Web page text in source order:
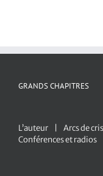
GRANDS CHAPITRES
L’auteur Arcs de
Conférences et radios